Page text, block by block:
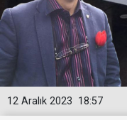
18:57
12 Aralık 2023